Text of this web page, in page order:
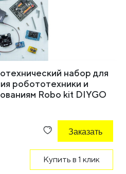
набор для
робототехники и
Robo kit DIYGO
Заказать
Купить в 1 клик